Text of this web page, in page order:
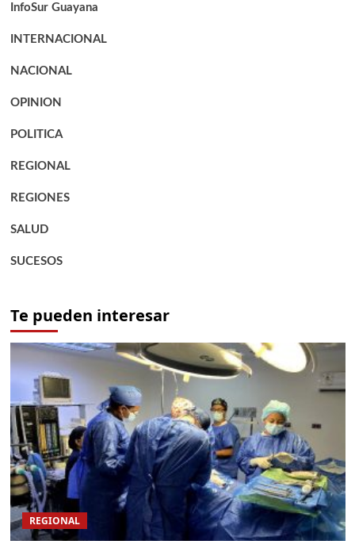
InfoSur Guayana
INTERNACIONAL
NACIONAL
OPINION
POLITICA
REGIONAL
REGIONES
SALUD
SUCESOS
Te pueden interesar
REGIONAL